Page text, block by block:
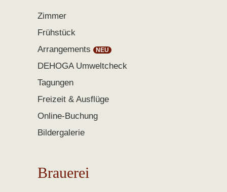
Zimmer
Frühstück
Arrangements
DEHOGA Umweltcheck
Tagungen
Freizeit & Ausflüge
Online-Buchung
Bildergalerie
Brauerei